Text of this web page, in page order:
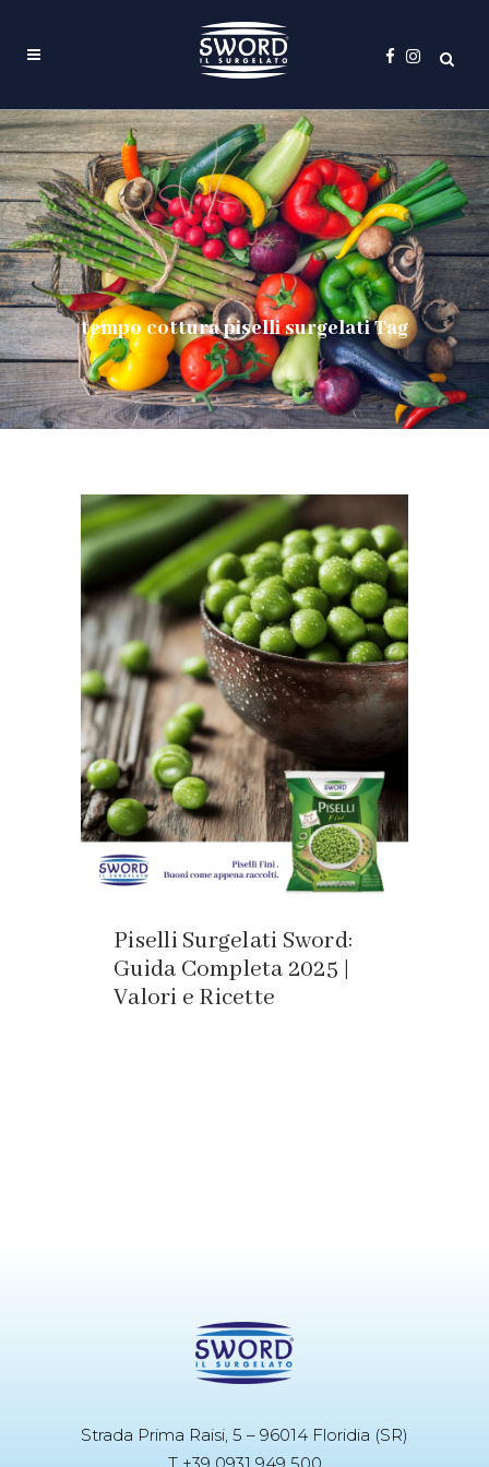
tempo cottura piselli surgelati Tag
Piselli Surgelati Sword:
Guida Completa 2025 |
Valori e Ricette
Strada Prima Raisi, 5 – 96014 Floridia (SR)